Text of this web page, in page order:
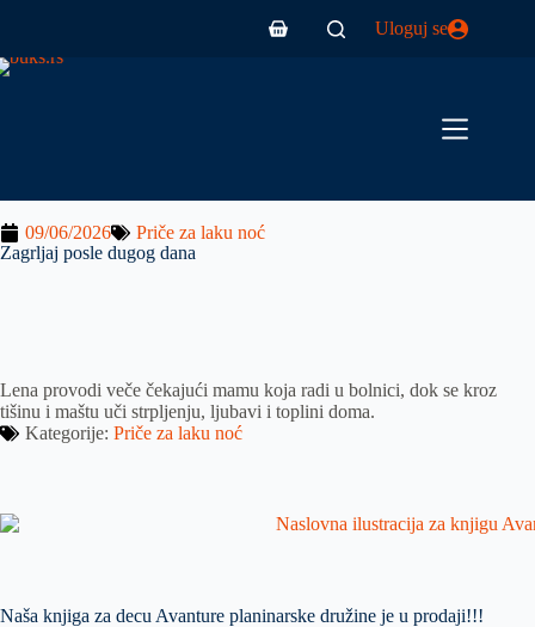
Uloguj se
09/06/2026
Priče za laku noć
Zagrljaj posle dugog dana
Lena provodi veče čekajući mamu koja radi u bolnici, dok se kroz
tišinu i maštu uči strpljenju, ljubavi i toplini doma.
Kategorije: Priče za laku noć
Naša knjiga za decu Avanture planinarske družine je u prodaji!!!